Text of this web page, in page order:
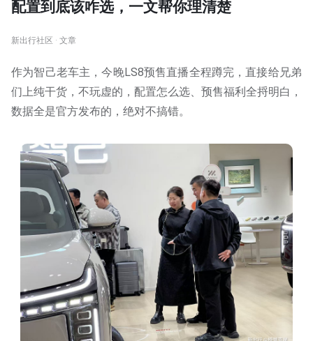
配置到底该咋选，一文帮你理清楚
新出行社区 · 文章
作为智己老车主，今晚LS8预售直播全程蹲完，直接给兄弟
们上纯干货，不玩虚的，配置怎么选、预售福利全捋明白，
数据全是官方发布的，绝对不搞错。